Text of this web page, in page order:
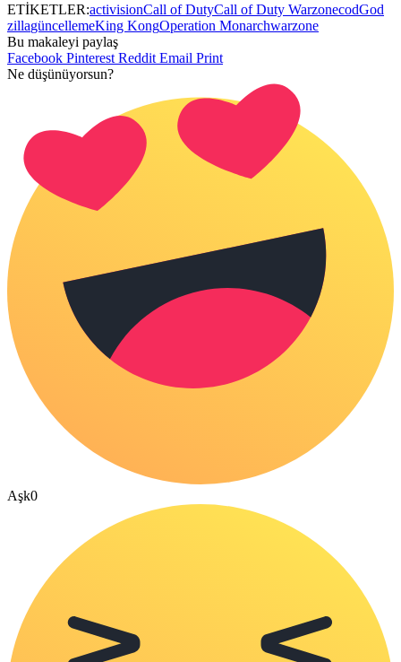
ETİKETLER:activisionCall of DutyCall of Duty WarzonecodGod
zillagüncellemeKing KongOperation Monarchwarzone
Bu makaleyi paylaş
Facebook Pinterest Reddit Email Print
Ne düşünüyorsun?
Aşk0